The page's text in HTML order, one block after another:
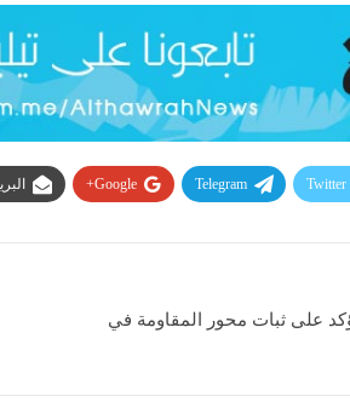
Twitter
Telegram
Google+
على ثبات محور المقاومة في